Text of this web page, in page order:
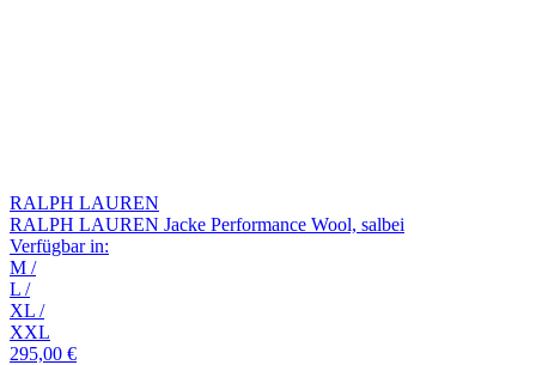
RALPH LAUREN
RALPH LAUREN Jacke Performance Wool, salbei
Verfügbar in:
M /
L /
XL /
XXL
295,00 €